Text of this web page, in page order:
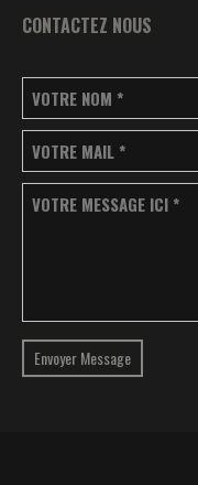
CONTACTEZ NOUS
VOTRE NOM *
VOTRE MAIL *
VOTRE MESSAGE ICI *
Envoyer Message